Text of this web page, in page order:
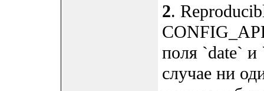
2.
поля `date`
случае ни